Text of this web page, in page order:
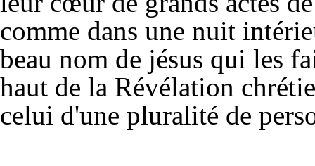
comme dans une nuit
beau nom de jésus qui les
haut de la Révélation
celui d'une pluralité de